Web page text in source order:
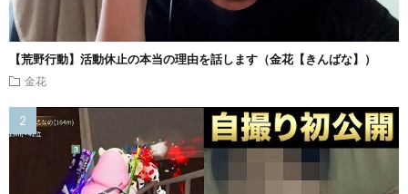
【荒野行動】活動休止の本当の理由を話します（金花【きんばな】）
金花